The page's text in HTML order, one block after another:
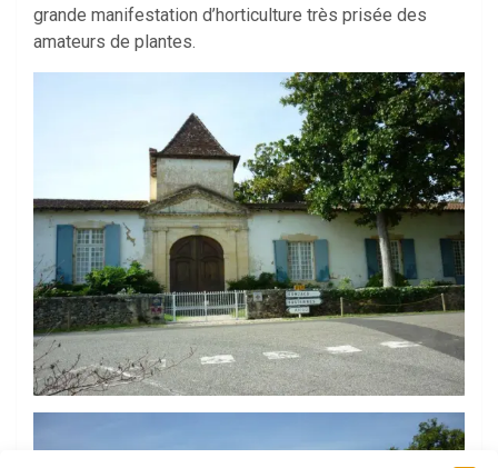
grande manifestation d’horticulture très prisée des
amateurs de plantes.